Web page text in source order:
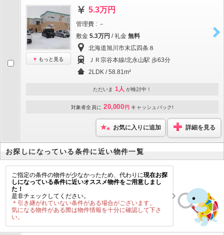
もっと見る
5.3万円
管理費 : －
敷金 5.3万円 / 礼金 無料
北海道旭川市末広四条８
ＪＲ宗谷本線/北永山駅 歩63分
2LDK / 58.81m²
ただいま 1人 が検討中！
対象者全員に 20,000 円 キャッシュバック!
お気に入りに追加 詳細を見る
お探しになっている条件に近い物件一覧
ご指定の条件の物件が少なかったため、代わりに現在お探
しになっている条件に近いオススメ物件をご用意しまし
た！
是非チェックしてください。
＊引き継がれていない条件がある場合がございます。
気になる物件がある際は物件情報を十分に確認して下さ
い。